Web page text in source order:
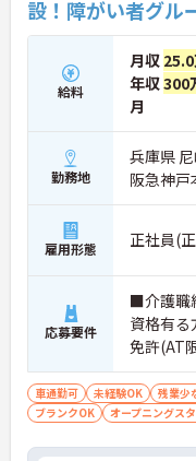
す。
★おすすめPOINT★
・広域支援員として複
ームのパートスタッフ
ネージャー候補として
す。
があり、20代から60代
ます。年間休日も114日
なく長期的なキャリアを
・全施設がバリアフリ
おり、清潔感にあふれ
に加え、ソフト面でも
備」により現場の負担
ご利用者様の安全性は
っても身体的負担が少
保って業務に集中でき
設！障がい者グル
給料
月収
年収300
月
勤務地
兵庫県
阪急神
雇用形態 正社員(
応募要件
■介護職
資格有
免許(AT
不問で
上の方、
祉に関す
車通勤可 未経験OK 残業少
ブランクOK
オープニングス